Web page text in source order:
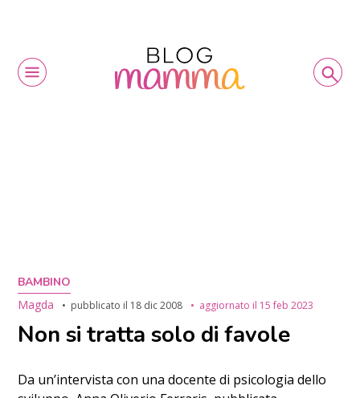
BAMBINO
Magda
pubblicato il 18 dic 2008 aggiornato il 15 feb 2023
Non si tratta solo di favole
Da un’intervista con una docente di psicologia dello